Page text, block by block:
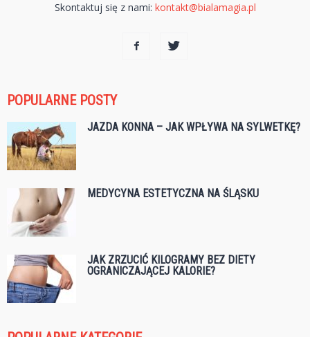
Skontaktuj się z nami: kontakt@bialamagia.pl
POPULARNE POSTY
JAZDA KONNA – JAK WPŁYWA NA SYLWETKĘ?
MEDYCYNA ESTETYCZNA NA ŚLĄSKU
JAK ZRZUCIĆ KILOGRAMY BEZ DIETY
OGRANICZAJĄCEJ KALORIE?